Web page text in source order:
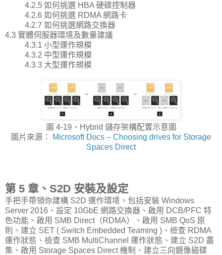
4.2.5 如何挑選 HBA 硬碟控制器
4.2.6 如何挑選 RDMA 網路卡
4.2.7 如何挑選網路交換器
4.3 實體伺服器環境及數量建議
4.3.1 小型運作規模
4.3.2 中型運作規模
4.3.3 大型運作規模
圖 4-19、Hybrid 儲存架構配置示意圖
圖片來源：
Microsoft Docs – Choosing drives for Storage
Spaces Direct
第 5 章、S2D 安裝及設定
手把手帶領你建構 S2D 運作環境，包括安裝 Windows
Server 2016、設定 10GbE 網路交換器、啟用 DCB/PFC 特
色功能、啟用 SMB Direct（RDMA）、啟用 SMB QoS 原
則、建立 SET ( Switch Embedded Teaming )、檢查 RDMA
運作狀態、檢查 SMB MultiChannel 運作狀態、建立 S2D 叢
集、啟用 Storage Spaces Direct 機制、建立三向鏡像磁碟